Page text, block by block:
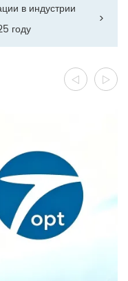
>
в индустрии
году